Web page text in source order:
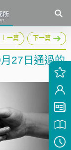
上一篇 下一篇
27日通過的